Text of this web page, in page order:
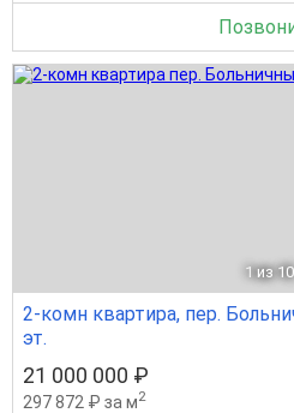
1 из 10
2-комн квартира, пер.
эт.
21 000 000 ₽
297 872 ₽ за м2